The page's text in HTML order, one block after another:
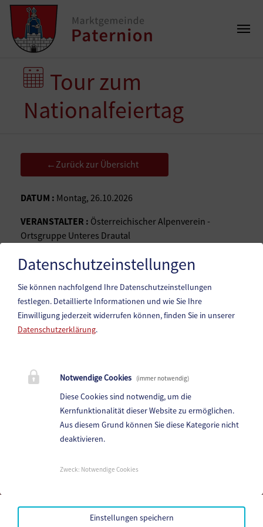
Tour zum
Nationalfeiertag
← Zurück zur Übersicht
DATUM : Montag, 26.10.2026
VERANSTALTER : Österreichischer Alpenverein -
Ortsgruppe Unteres Drautal
Tourenführer: Udo Jester
Hauptstraße 83, 9711 Paternion
Telefon:+43 (4245) 28 88 0
Fax: +43 (4245) 28 88 - 40
E-Mail:paternion@ktn.gde.at
Parteienverkehr:
07:00 - 12:30 , 13:00 - 15:00
Datenschutzeinstellungen
Sie können nachfolgend Ihre Datenschutzeinstellungen
festlegen. Detaillierte Informationen und wie Sie Ihre
Einwilligung jederzeit widerrufen können, finden Sie in unserer
Datenschutzerklärung.
Notwendige Cookies (immer notwendig)
Diese Cookies sind notwendig, um die
Kernfunktionalität dieser Website zu ermöglichen.
Aus diesem Grund können Sie diese Kategorie nicht
deaktivieren.
Zweck: Notwendige Cookies
Einstellungen speichern